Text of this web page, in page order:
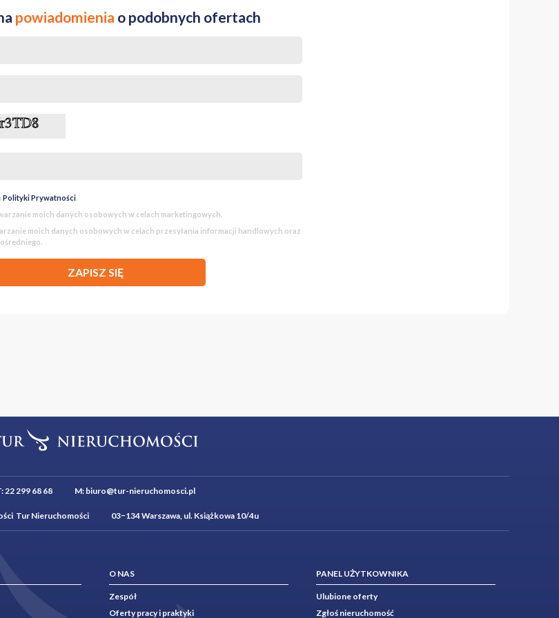
powiadomienia o podobnych ofertach
Polityki Prywatności.
moich danych osobowych w celach marketingowych.
moich danych osobowych w celach przesyłania informacji handlowych oraz
ZAPISZ SIĘ
22 299 68 68M: biuro@tur-nieruchomosci.pl
Tur Nieruchomości 03−134 Warszawa, ul. Książkowa 10/4u
O NAS
Zespół
Oferty pracy i praktyki
PANEL UŻYTKOWNIKA
Ulubione oferty
Zgłoś nieruchomość